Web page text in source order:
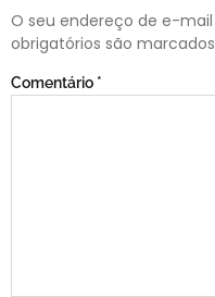
O seu endereço de e-
obrigatórios são
Comentário *